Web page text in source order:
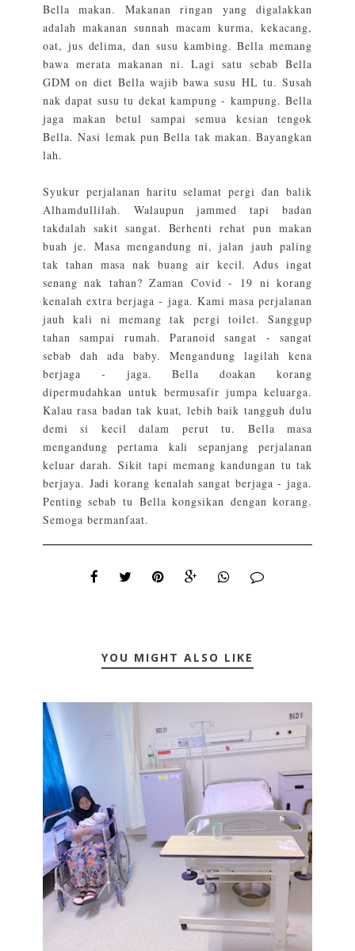
Bella makan. Makanan ringan yang digalakkan
adalah makanan sunnah macam kurma, kekacang,
oat, jus delima, dan susu kambing. Bella memang
bawa merata makanan ni. Lagi satu sebab Bella
GDM on diet Bella wajib bawa susu HL tu. Susah
nak dapat susu tu dekat kampung - kampung. Bella
jaga makan betul sampai semua kesian tengok
Bella. Nasi lemak pun Bella tak makan. Bayangkan
lah.
Syukur perjalanan haritu selamat pergi dan balik
Alhamdullilah. Walaupun jammed tapi badan
takdalah sakit sangat. Berhenti rehat pun makan
buah je. Masa mengandung ni, jalan jauh paling
tak tahan masa nak buang air kecil. Adus ingat
senang nak tahan? Zaman Covid - 19 ni korang
kenalah extra berjaga - jaga. Kami masa perjalanan
jauh kali ni memang tak pergi toilet. Sanggup
tahan sampai rumah. Paranoid sangat - sangat
sebab dah ada baby. Mengandung lagilah kena
berjaga - jaga. Bella doakan korang
dipermudahkan untuk bermusafir jumpa keluarga.
Kalau rasa badan tak kuat, lebih baik tangguh dulu
demi si kecil dalam perut tu. Bella masa
mengandung pertama kali sepanjang perjalanan
keluar darah. Sikit tapi memang kandungan tu tak
berjaya. Jadi korang kenalah sangat berjaga - jaga.
Penting sebab tu Bella kongsikan dengan korang.
Semoga bermanfaat.
YOU MIGHT ALSO LIKE